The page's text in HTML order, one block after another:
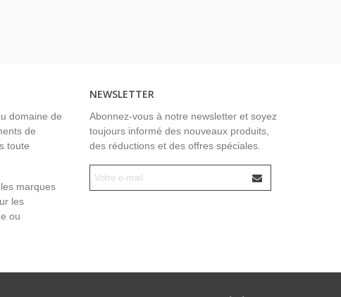
domaine de
de
toute
marques
les
ou
NEWSLETTER
Abonnez-vous à notre newsletter et soyez
toujours informé des nouveaux produits,
des réductions et des offres spéciales.